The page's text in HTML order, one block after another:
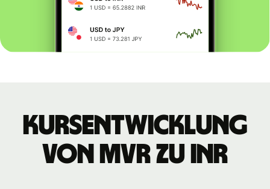
Kursentwicklung
von MVR zu INR